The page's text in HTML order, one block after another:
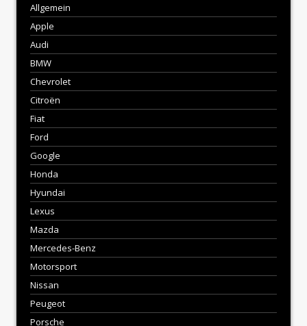
Allgemein
Apple
Audi
BMW
Chevrolet
Citroën
Fiat
Ford
Google
Honda
Hyundai
Lexus
Mazda
Mercedes-Benz
Motorsport
Nissan
Peugeot
Porsche